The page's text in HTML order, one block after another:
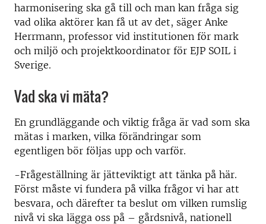
harmonisering ska gå till och man kan fråga sig
vad olika aktörer kan få ut av det, säger Anke
Herrmann, professor vid institutionen för mark
och miljö och projektkoordinator för EJP SOIL i
Sverige.
Vad ska vi mäta?
En grundläggande och viktig fråga är vad som ska
mätas i marken, vilka förändringar som
egentligen bör följas upp och varför.
-Frågeställning är jätteviktigt att tänka på här.
Först måste vi fundera på vilka frågor vi har att
besvara, och därefter ta beslut om vilken rumslig
nivå vi ska lägga oss på – gårdsnivå, nationell